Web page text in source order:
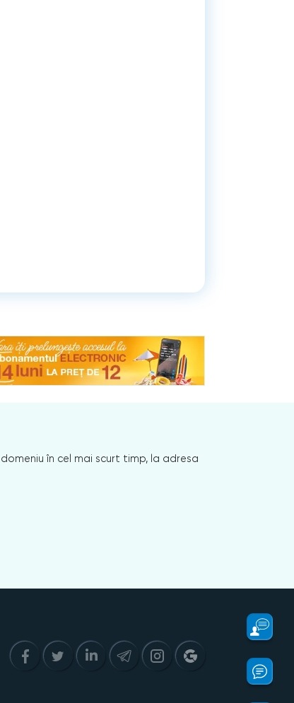
în cel mai scurt timp, la adresa